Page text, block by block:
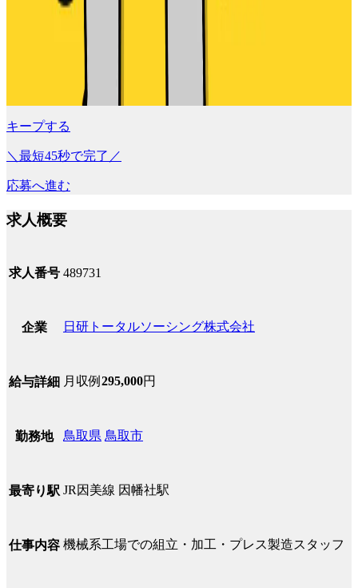
キープする
＼最短45秒で完了／
応募へ進む
求人概要
求人番号 489731
企業 日研トータルソーシング株式会社
給与詳細 月収例 295,000円
勤務地 鳥取県 鳥取市
最寄り駅 JR因美線 因幡社駅
仕事内容 機械系工場での組立・加工・プレス製造スタッフ